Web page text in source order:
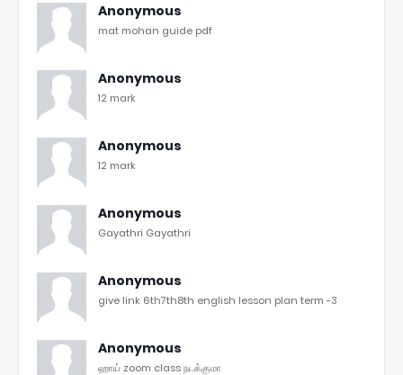
Anonymous
mat mohan guide pdf
Anonymous
12 mark
Anonymous
12 mark
Anonymous
Gayathri Gayathri
Anonymous
give link 6th7th8th english lesson plan term -3
Anonymous
ஹாய் zoom class நடக்குமா